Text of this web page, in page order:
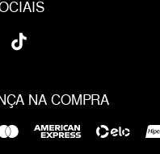
NA COMPRA